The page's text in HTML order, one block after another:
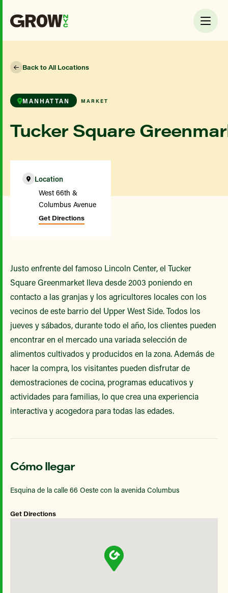
Back to All Locations
MANHATTAN MARKET
Tucker Square
Location
West 66th &
Columbus Avenue
Get Directions
Justo enfrente del famoso Lincoln Center, el Tucker
Square Greenmarket lleva desde 2003 poniendo en
contacto a las granjas y los agricultores locales con los
vecinos de este barrio del Upper West Side. Todos los
jueves y sábados, durante todo el año, los clientes pueden
encontrar en el mercado una variada selección de
alimentos cultivados y producidos en la zona. Además de
hacer la compra, los visitantes pueden disfrutar de
demostraciones de cocina, programas educativos y
actividades para familias, lo que crea una experiencia
interactiva y acogedora para todas las edades.
Cómo llegar
Esquina de la calle 66 Oeste con la avenida Columbus
Get Directions